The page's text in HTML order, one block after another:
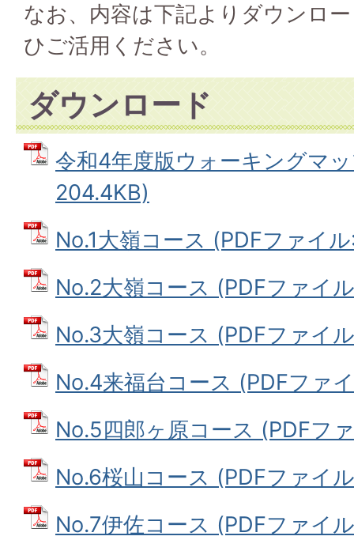
なお、内容は下記よりダウンロ
ひご活用ください。
ダウンロード
令和4年度版ウォーキングマ
204.4KB)
No.1大嶺コース (PDFファイ
No.2大嶺コース (PDFファイ
No.3大嶺コース (PDFファイ
No.4来福台コース (PDFファ
No.5四郎ヶ原コース (PDFフ
No.6桜山コース (PDFファイ
No.7伊佐コース (PDFファイ